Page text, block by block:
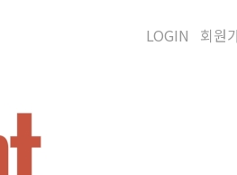
LOGIN 회원